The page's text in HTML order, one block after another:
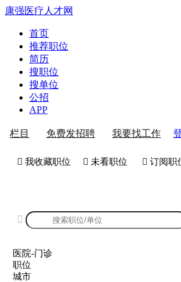
康强医疗人才网
首页
推荐职位
简历
搜职位
搜单位
公招
APP
栏目 免费发招聘 我要找工作
 我收藏职位  未看职位  订阅职

医院-门诊
职位
城市